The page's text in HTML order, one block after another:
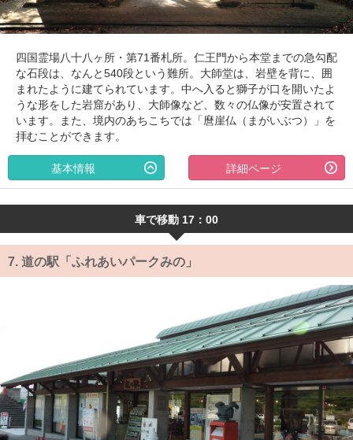
四国霊場八十八ヶ所・第71番札所。仁王門から本堂までの急勾配
な石段は、なんと540段という難所。大師堂は、岩壁を背に、囲
まれたように建てられています。中へ入ると獅子が口を開いたよ
うな形をした岩窟があり、大師像など、数々の仏像が安置されて
います。また、境内のあちこちでは「麿崖仏（まがいぶつ）」を
拝むことができます。
詳細ページ
基本情報
車で移動 17：00
7. 道の駅「ふれあいパークみの」